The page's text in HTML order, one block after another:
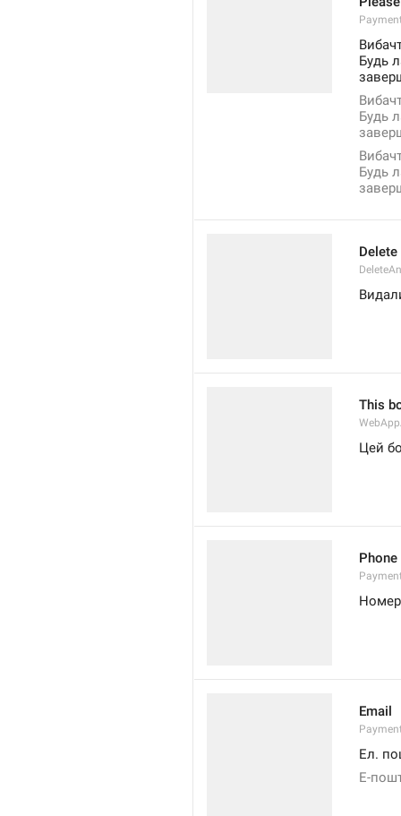
Будь
Будь
Будь
This
Цей
Email
Ел.
Е-